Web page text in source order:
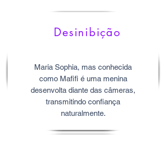
Desinibição
Maria Sophia, mas conhecida
como Mafifi é uma menina
desenvolta diante das câmeras,
transmitindo confiança
naturalmente.